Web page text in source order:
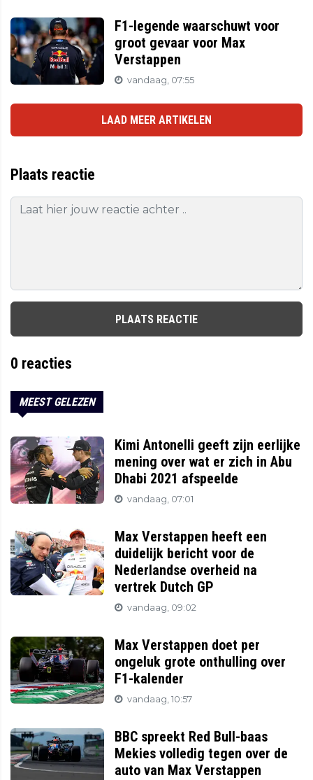
F1-legende waarschuwt voor
groot gevaar voor Max
Verstappen
vandaag, 07:55
LAAD MEER ARTIKELEN
Plaats reactie
PLAATS REACTIE
0 reacties
MEEST GELEZEN
Kimi Antonelli geeft zijn eerlijke
mening over wat er zich in Abu
Dhabi 2021 afspeelde
vandaag, 07:01
Max Verstappen heeft een
duidelijk bericht voor de
Nederlandse overheid na
vertrek Dutch GP
vandaag, 09:02
Max Verstappen doet per
ongeluk grote onthulling over
F1-kalender
vandaag, 10:57
BBC spreekt Red Bull-baas
Mekies volledig tegen over de
auto van Max Verstappen